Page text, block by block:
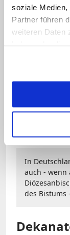
soziale Medien,
Partner führen
weiteren Daten
dienen.
In
auch - wenn
des Bistums